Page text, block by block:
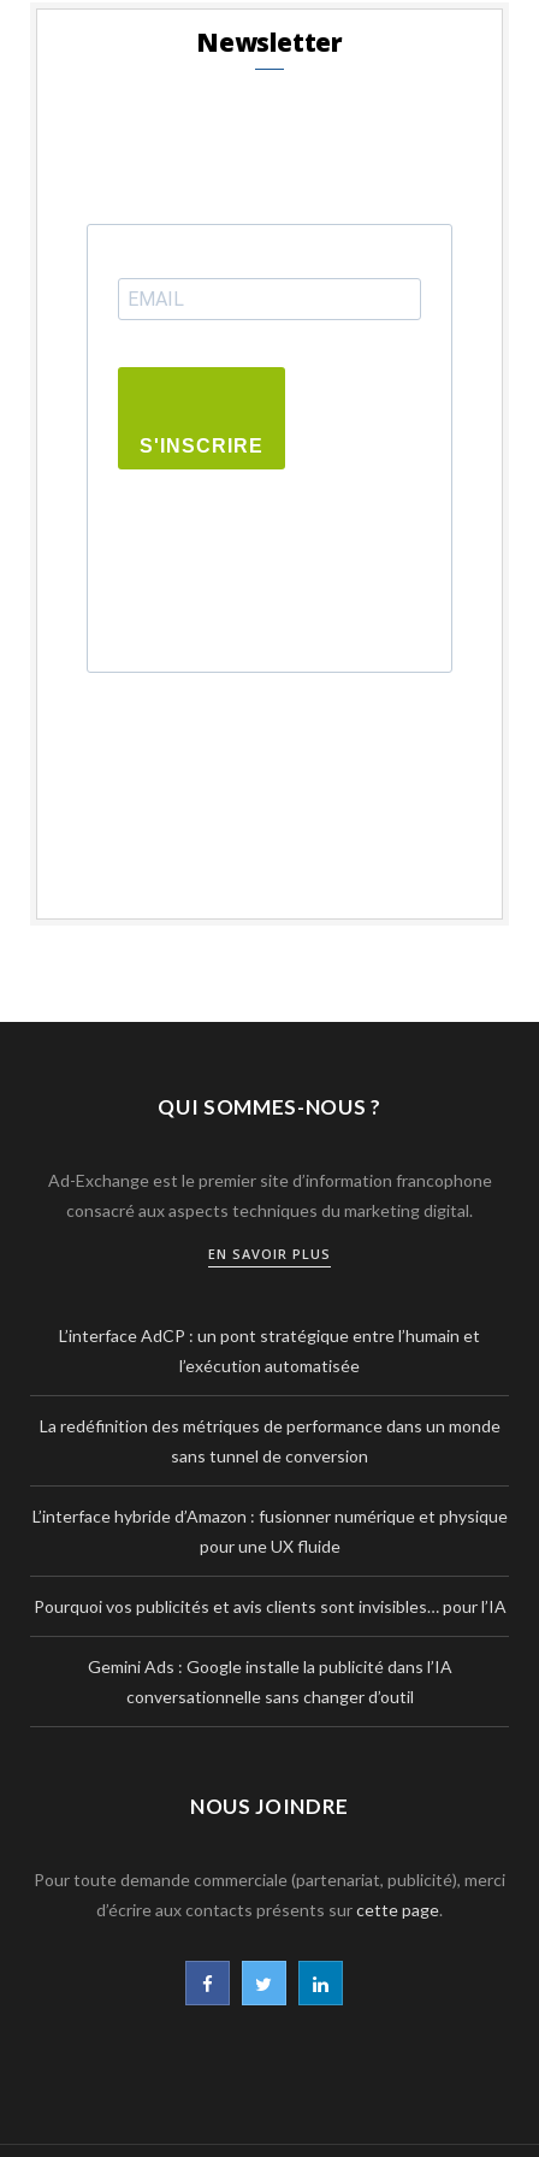
Newsletter
S'INSCRIRE
QUI SOMMES-NOUS ?
Ad-Exchange est le premier site d’information francophone
consacré aux aspects techniques du marketing digital.
EN SAVOIR PLUS
L’interface AdCP : un pont stratégique entre l’humain et
l’exécution automatisée
La redéfinition des métriques de performance dans un monde
sans tunnel de conversion
L’interface hybride d’Amazon : fusionner numérique et physique
pour une UX fluide
Pourquoi vos publicités et avis clients sont invisibles… pour l’IA
Gemini Ads : Google installe la publicité dans l’IA
conversationnelle sans changer d’outil
NOUS JOINDRE
Pour toute demande commerciale (partenariat, publicité), merci
d’écrire aux contacts présents surcette page.
F L